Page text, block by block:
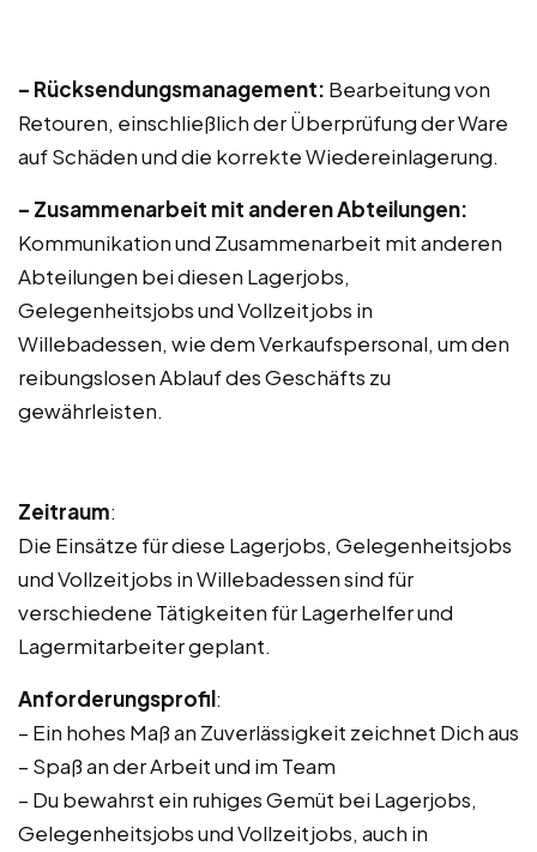
– Rücksendungsmanagement: Bearbeitung von
Retouren, einschließlich der Überprüfung der Ware
auf Schäden und die korrekte Wiedereinlagerung.
– Zusammenarbeit mit anderen Abteilungen:
Kommunikation und Zusammenarbeit mit anderen
Abteilungen bei diesen Lagerjobs,
Gelegenheitsjobs und Vollzeitjobs in
Willebadessen, wie dem Verkaufspersonal, um den
reibungslosen Ablauf des Geschäfts zu
gewährleisten.
Zeitraum:
Die Einsätze für diese Lagerjobs, Gelegenheitsjobs
und Vollzeitjobs in Willebadessen sind für
verschiedene Tätigkeiten für Lagerhelfer und
Lagermitarbeiter geplant.
Anforderungsprofil:
– Ein hohes Maß an Zuverlässigkeit zeichnet Dich aus
– Spaß an der Arbeit und im Team
– Du bewahrst ein ruhiges Gemüt bei Lagerjobs,
Gelegenheitsjobs und Vollzeitjobs, auch in